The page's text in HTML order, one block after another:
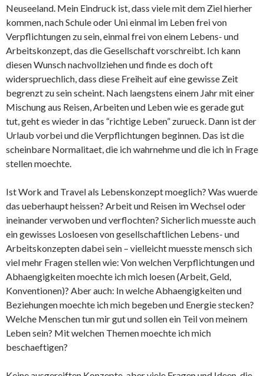
Neuseeland. Mein Eindruck ist, dass viele mit dem Ziel hierher
kommen, nach Schule oder Uni einmal im Leben frei von
Verpflichtungen zu sein, einmal frei von einem Lebens- und
Arbeitskonzept, das die Gesellschaft vorschreibt. Ich kann
diesen Wunsch nachvollziehen und finde es doch oft
widerspruechlich, dass diese Freiheit auf eine gewisse Zeit
begrenzt zu sein scheint. Nach laengstens einem Jahr mit einer
Mischung aus Reisen, Arbeiten und Leben wie es gerade gut
tut, geht es wieder in das “richtige Leben” zurueck. Dann ist der
Urlaub vorbei und die Verpflichtungen beginnen. Das ist die
scheinbare Normalitaet, die ich wahrnehme und die ich in Frage
stellen moechte.
Ist Work and Travel als Lebenskonzept moeglich? Was wuerde
das ueberhaupt heissen? Arbeit und Reisen im Wechsel oder
ineinander verwoben und verflochten? Sicherlich muesste auch
ein gewisses Losloesen von gesellschaftlichen Lebens- und
Arbeitskonzepten dabei sein – vielleicht muesste mensch sich
viel mehr Fragen stellen wie: Von welchen Verpflichtungen und
Abhaengigkeiten moechte ich mich loesen (Arbeit, Geld,
Konventionen)? Aber auch: In welche Abhaengigkeiten und
Beziehungen moechte ich mich begeben und Energie stecken?
Welche Menschen tun mir gut und sollen ein Teil von meinem
Leben sein? Mit welchen Themen moechte ich mich
beschaeftigen?